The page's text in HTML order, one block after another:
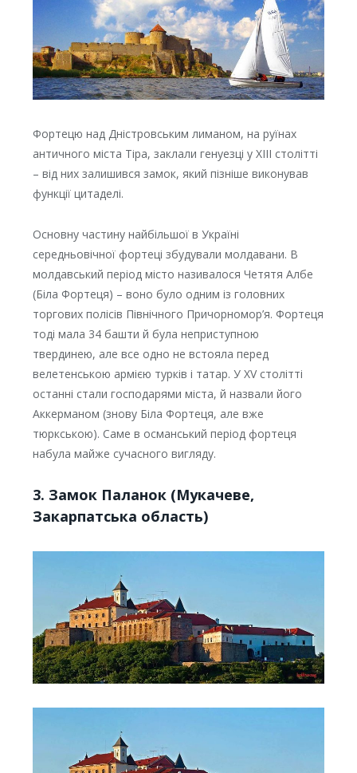
Фортецю над Дністровським лиманом, на руїнах
античного міста Тіра, заклали генуезці у ХІІІ столітті
– від них залишився замок, який пізніше виконував
функції цитаделі.
Основну частину найбільшої в Україні
середньовічної фортеці збудували молдавани. В
молдавський період місто називалося Четятя Албе
(Біла Фортеця) – воно було одним із головних
торгових полісів Північного Причорномор’я. Фортеця
тоді мала 34 башти й була неприступною
твердинею, але все одно не встояла перед
велетенською армією турків і татар. У XV столітті
останні стали господарями міста, й назвали його
Аккерманом (знову Біла Фортеця, але вже
тюркською). Саме в османський період фортеця
набула майже сучасного вигляду.
3. Замок Паланок (Мукачеве,
Закарпатська область)